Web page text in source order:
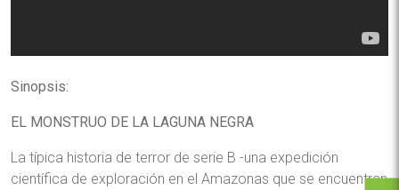
Sinopsis:
EL MONSTRUO DE LA LAGUNA NEGRA
La típica historia de terror de serie B -una expedición
científica de exploración en el Amazonas que se encuentran